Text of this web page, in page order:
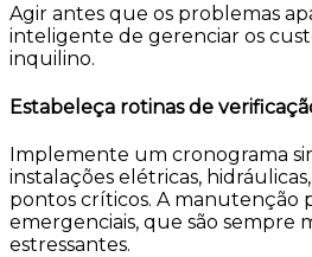
Agir antes que os problemas
inteligente de gerenciar os
inquilino.
Estabeleça rotinas de
Implemente um cronograma
instalações elétricas,
pontos críticos. A manutenção
emergenciais, que são sempre
estressantes.